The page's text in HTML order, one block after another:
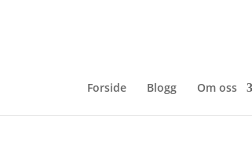
Forside Blogg Om oss